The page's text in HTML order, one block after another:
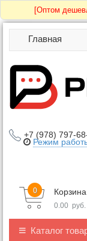
[Оптом
Главная
+7 (978) 797-
Режим
Корзина
0
0.00 руб.
Каталог